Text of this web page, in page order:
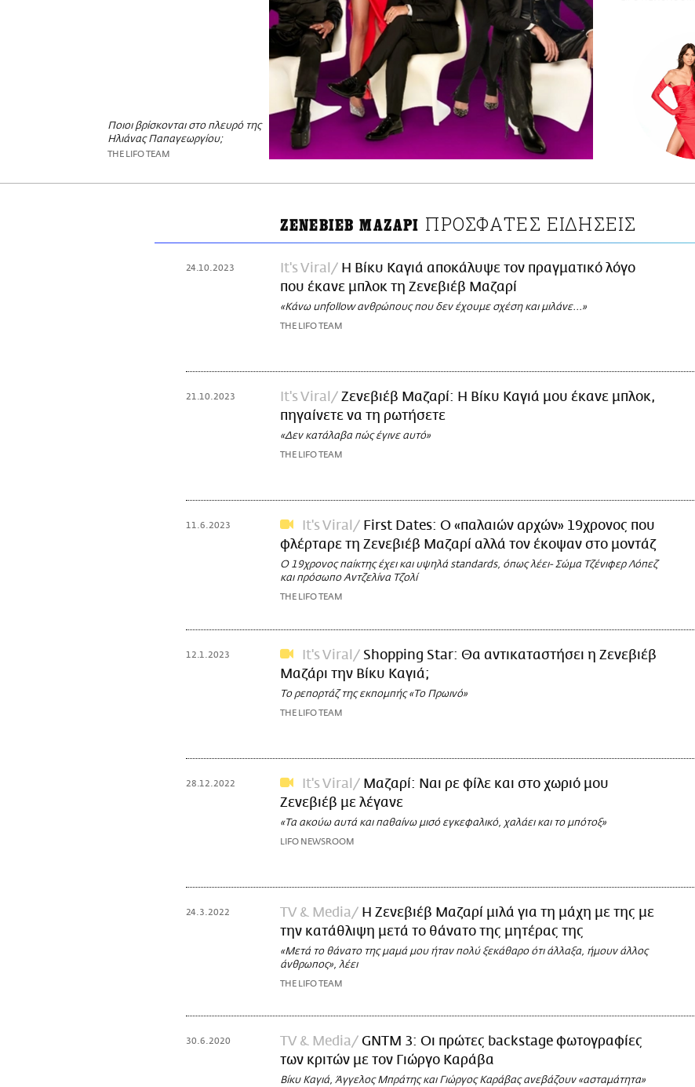
Ποιοι βρίσκονται στο πλευρό της
Ηλιάνας Παπαγεωργίου;
THE LIFO TEAM
ΖΕΝΕΒΙΕΒ ΜΑΖΑΡΙ ΠΡΟΣΦΑΤΕΣ ΕΙΔΗΣΕΙΣ
24.10.2023 It's Viral
H Βίκυ Καγιά αποκάλυψε τον πραγματικό λόγο
που έκανε μπλοκ τη Ζενεβιέβ Μαζαρί
«Κάνω unfollow ανθρώπους που δεν έχουμε σχέση και μιλάνε...»
THE LIFO TEAM
21.10.2023 It's Viral
Ζενεβιέβ Μαζαρί: Η Βίκυ Καγιά μου έκανε μπλοκ,
πηγαίνετε να τη ρωτήσετε
«Δεν κατάλαβα πώς έγινε αυτό»
THE LIFO TEAM
11.6.2023 It's Viral
First Dates: Ο «παλαιών αρχών» 19χρονος που
φλέρταρε τη Ζενεβιέβ Μαζαρί αλλά τον έκοψαν στο μοντάζ
Ο 19χρονος παίκτης έχει και υψηλά standards, όπως λέει- Σώμα Τζένιφερ Λόπεζ
και πρόσωπο Αντζελίνα Τζολί
THE LIFO TEAM
12.1.2023 It's Viral
Shopping Star: Θα αντικαταστήσει η Ζενεβιέβ
Μαζάρι την Βίκυ Καγιά;
Το ρεπορτάζ της εκπομπής «Το Πρωινό»
THE LIFO TEAM
28.12.2022 It's Viral
Μαζαρί: Ναι ρε φίλε και στο χωριό μου
Ζενεβιέβ με λέγανε
«Τα ακούω αυτά και παθαίνω μισό εγκεφαλικό, χαλάει και το μπότοξ»
LIFO NEWSROOM
24.3.2022 TV & Media
Η Ζενεβιέβ Μαζαρί μιλά για τη μάχη με της με
την κατάθλιψη μετά το θάνατο της μητέρας της
«Μετά το θάνατο της μαμά μου ήταν πολύ ξεκάθαρο ότι άλλαξα, ήμουν άλλος
άνθρωπος», λέει
THE LIFO TEAM
30.6.2020 TV & Media
GNTM 3: Οι πρώτες backstage φωτογραφίες
των κριτών με τον Γιώργο Καράβα
Βίκυ Καγιά, Άγγελος Μπράτης και Γιώργος Καράβας ανεβάζουν «ασταμάτητα»